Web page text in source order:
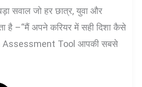
सवाल जो हर छात्र, युवा और
है –“मैं अपने करियर में सही दिशा कैसे
Assessment Tool आपकी सबसे